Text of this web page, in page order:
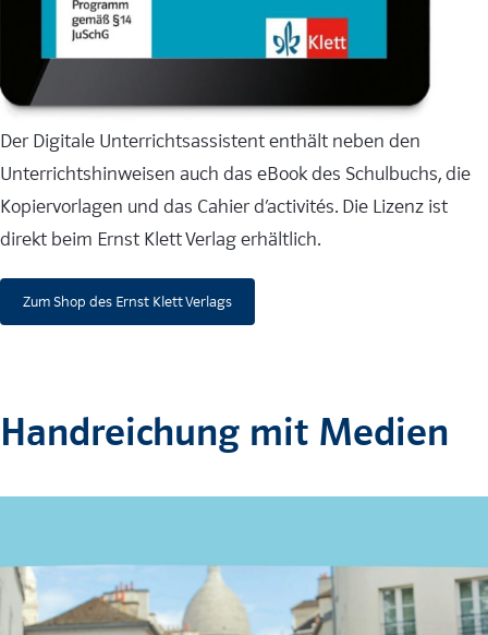
Der Digitale Unterrichtsassistent enthält neben den
Unterrichtshinweisen auch das eBook des Schulbuchs, die
Kopiervorlagen und das Cahier d’activités. Die Lizenz ist
direkt beim Ernst Klett Verlag erhältlich.
Zum Shop des Ernst Klett Verlags
Handreichung mit Medien